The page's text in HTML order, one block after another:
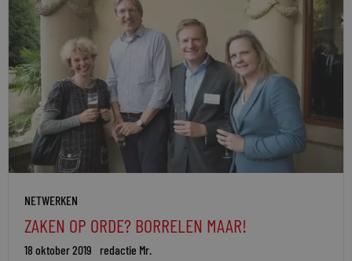
NETWERKEN
ZAKEN OP ORDE? BORRELEN MAAR!
18 oktober 2019 redactie Mr.